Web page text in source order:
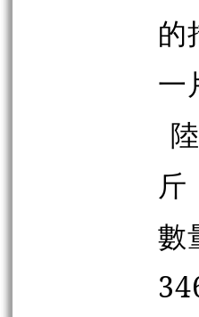
的
一
斤
數